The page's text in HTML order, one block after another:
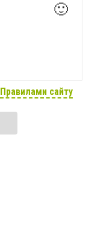
🙂
Правилами сайту